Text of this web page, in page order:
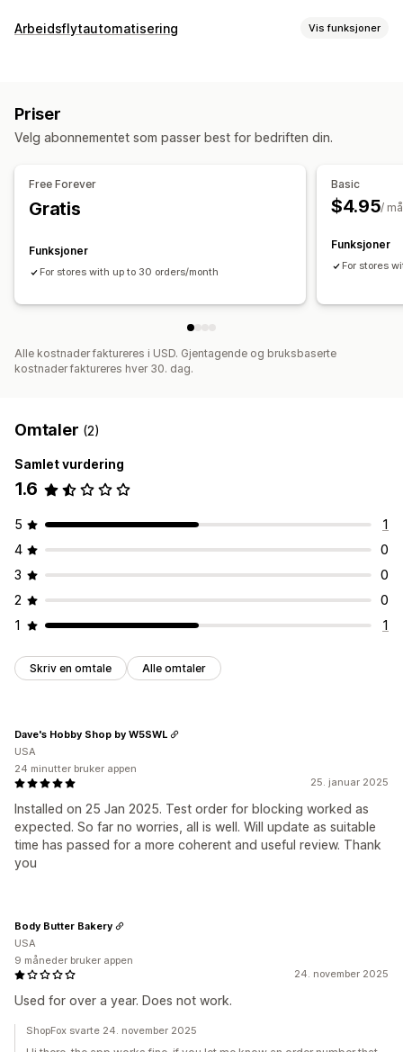
Svindeltyper
Automatisk kansellering
Blokkeringslister
Automatiserte arbeidsflyter
Høyrisikovarsler
Arbeidsflytautomatisering Vis funksjoner
Priser
Velg abonnementet som passer best for bedriften din.
Free Forever
Gratis
Funksjoner
For stores with up to 30 orders/month
Basic
$4.95/
Funksjoner
For stores
Alle kostnader faktureres i USD. Gjentagende og bruksbaserte
kostnader faktureres hver 30. dag.
Omtaler (2)
Samlet vurdering
1.6
5
1
4
0
3
0
2
0
1
1
Skriv en omtale Alle omtaler
25. januar 2025
Installed on 25 Jan 2025. Test order for blocking worked as
expected. So far no worries, all is well. Will update as suitable
time has passed for a more coherent and useful review. Thank
you
Dave's Hobby Shop by W5SWL
USA
24 minutter bruker appen
24. november 2025
Used for over a year. Does not work.
Body Butter Bakery
USA
9 måneder bruker appen
ShopFox svarte 24. november 2025